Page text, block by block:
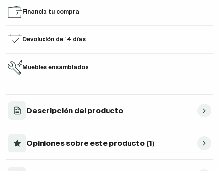
Financia tu compra
Devolución de 14 días
Muebles ensamblados
Descripción del producto
Opiniones sobre este producto (1)